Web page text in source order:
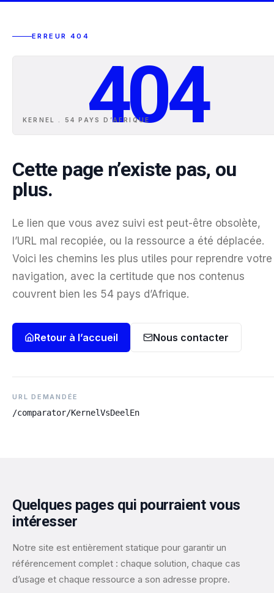
ERREUR 404
Cette page n’existe pas, ou
plus.
Le lien que vous avez suivi est peut-être obsolète,
l’URL mal recopiée, ou la ressource a été déplacée.
Voici les chemins les plus utiles pour reprendre votre
navigation, avec la certitude que nos contenus
couvrent bien les 54 pays d’Afrique.
Retour à l’accueil Nous contacter
URL DEMANDÉE
/comparator/KernelVsDeelEn
404
KERNEL . 54 PAYS D ’AFRIQUE
Quelques pages qui pourraient vous
intéresser
Notre site est entièrement statique pour garantir un
référencement complet : chaque solution, chaque cas
d’usage et chaque ressource a son adresse propre.